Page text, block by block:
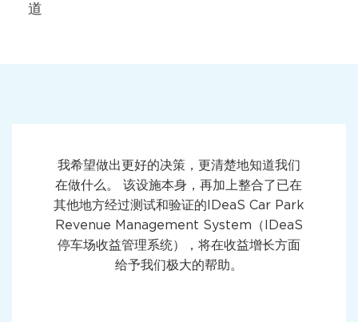
道
我希望做出更好的决策，更清楚地知道我们
在做什么。 该设施本身，再加上整合了已在
其他地方经过测试和验证的IDeaS Car Park
Revenue Management System（IDeaS
停车场收益管理系统），将在收益增长方面
给予我们极大的帮助。